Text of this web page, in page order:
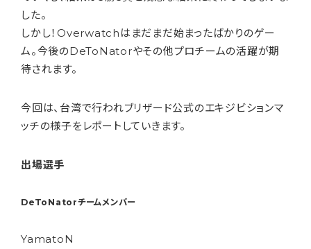
した。
しかし！Overwatchはまだまだ始まったばかりのゲー
ム。今後のDeToNatorやその他プロチームの活躍が期
待されます。
今回は、台湾で行われブリザード公式のエキジビションマ
ッチの様子をレポートしていきます。
出場選手
DeToNatorチームメンバー
YamatoN